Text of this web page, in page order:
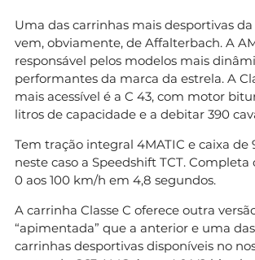
Uma das carrinhas mais desportivas
vem, obviamente, de Affalterbach. A
responsável pelos modelos mais
performantes da marca da estrela. A
mais acessível é a C 43, com motor
litros de capacidade e a debitar 390
Tem tração integral 4MATIC e caixa de
neste caso a Speedshift TCT.
0 aos 100 km/h em 4,8 segundos.
A carrinha Classe C oferece outra
“apimentada” que a anterior e uma
carrinhas desportivas disponíveis no